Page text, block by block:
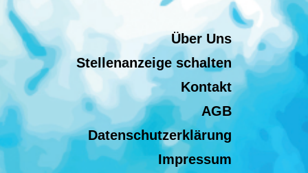
Über Uns
Stellenanzeige schalten
Kontakt
AGB
Datenschutzerklärung
Impressum